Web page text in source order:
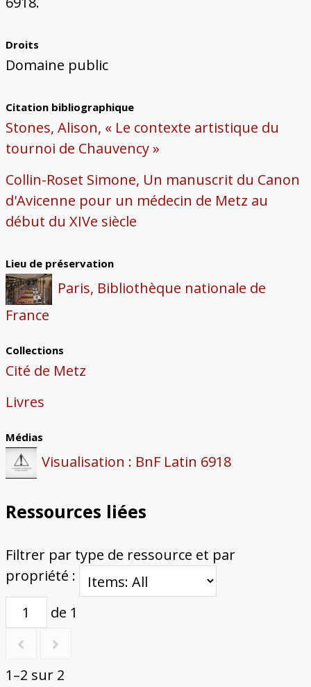
Droits
Domaine public
Citation bibliographique
Stones, Alison, « Le contexte artistique du
tournoi de Chauvency »
Collin-Roset Simone, Un manuscrit du Canon
d'Avicenne pour un médecin de Metz au
début du XIVe siècle
Lieu de préservation
Paris, Bibliothèque nationale de
France
Collections
Cité de Metz
Livres
Médias
Visualisation : BnF Latin 6918
Ressources liées
Filtrer par type de ressource et par
propriété :
de 1
1–2 sur 2